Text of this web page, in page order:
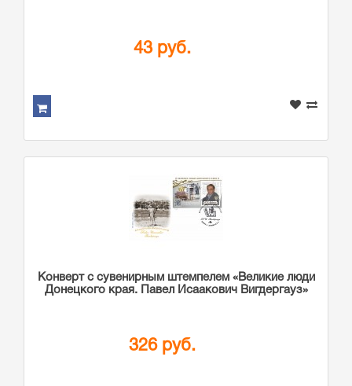
43 руб.
Конверт с сувенирным штемпелем «Великие люди
Донецкого края. Павел Исаакович Вигдергауз»
326 руб.